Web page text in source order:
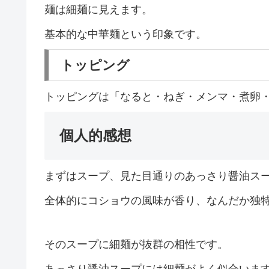
麺は細麺に見えます。
基本的な中華麺という印象です。
トッピング
トッピングは「なると・ねぎ・メンマ・煮
個人的感想
まずはスープ、見た目通りのあっさり醤油ス
全体的にコショウの風味が香り、なんだか独
そのスープに細麺が抜群の相性です。